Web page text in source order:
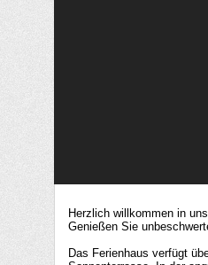
Herzlich willkommen in
Genießen Sie
Das Ferienhaus verfügt